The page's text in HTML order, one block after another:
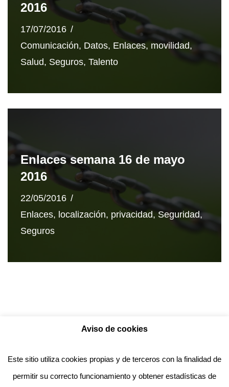
2016
17/07/2016
Comunicación, Datos, Enlaces, movilidad,
Salud, Seguros, Talento
Enlaces semana 16 de mayo
2016
22/05/2016
Enlaces, localización, privacidad, Seguridad,
Seguros
Política de Cookies
Anotado funciona gracias a
Aviso de cookies
Este sitio utiliza cookies propias y de terceros con la finalidad de
permitir su correcto funcionamiento y obtener estadísticas de